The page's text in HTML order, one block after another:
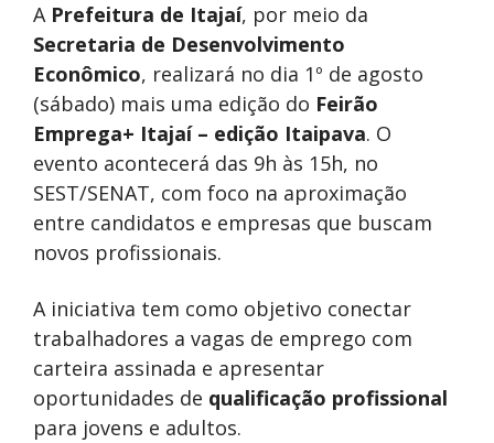
A Prefeitura de Itajaí, por meio da
Secretaria de Desenvolvimento
Econômico, realizará no dia 1º de agosto
(sábado) mais uma edição do Feirão
Emprega+ Itajaí – edição Itaipava. O
evento acontecerá das 9h às 15h, no
SEST/SENAT, com foco na aproximação
entre candidatos e empresas que buscam
novos profissionais.
A iniciativa tem como objetivo conectar
trabalhadores a vagas de emprego com
carteira assinada e apresentar
oportunidades de qualificação profissional
para jovens e adultos.